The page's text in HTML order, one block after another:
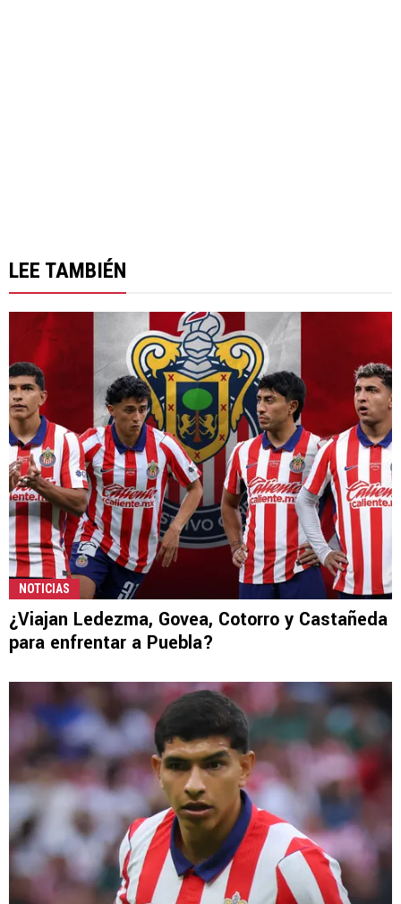
LEE TAMBIÉN
NOTICIAS
¿Viajan Ledezma, Govea, Cotorro y Castañeda
para enfrentar a Puebla?